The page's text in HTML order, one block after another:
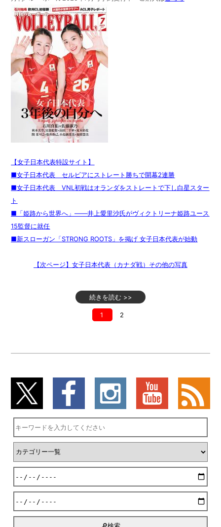
【女子日本代表特設サイト】
■女子日本代表 セルビアにストレート勝ちで開幕2連勝
■女子日本代表 VNL初戦はオランダをストレートで下し白星スター
ト
■「姫路から世界へ」――井上愛里沙氏がヴィクトリーナ姫路ユース
15監督に就任
■新スローガン「STRONG ROOTS」を掲げ 女子日本代表が始動
【次ページ】女子日本代表（カナダ戦）その他の写真
続きを読む >>
1 2